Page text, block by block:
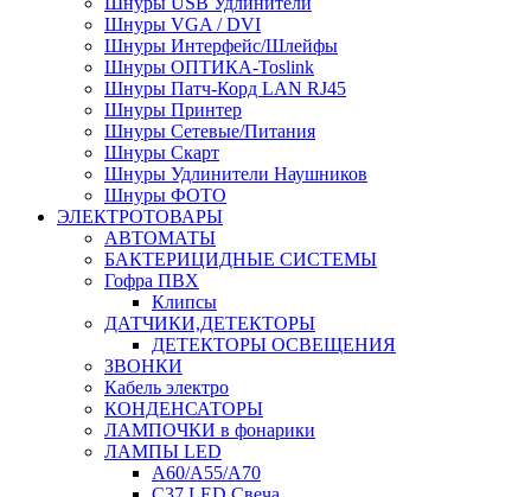
Шнуры VGA / DVI
Шнуры Интерфейс/Шлейфы
Шнуры ОПТИКА-Toslink
Шнуры Патч-Корд LAN RJ45
Шнуры Принтер
Шнуры Сетевые/Питания
Шнуры Скарт
Шнуры Удлинители Наушников
Шнуры ФОТО
ЭЛЕКТРОТОВАРЫ
АВТОМАТЫ
БАКТЕРИЦИДНЫЕ СИСТЕМЫ
Гофра ПВХ
Клипсы
ДАТЧИКИ,ДЕТЕКТОРЫ
ДЕТЕКТОРЫ ОСВЕЩЕНИЯ
ЗВОНКИ
Кабель электро
КОНДЕНСАТОРЫ
ЛАМПОЧКИ в фонарики
ЛАМПЫ LED
A60/A55/A70